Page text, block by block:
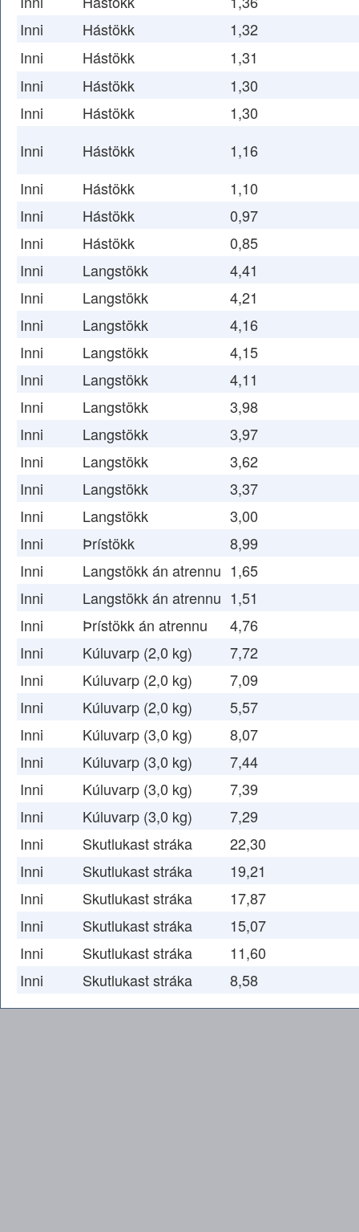
Inni
Hástökk
1,32
Inni
Hástökk
1,31
Inni
Hástökk
1,30
Inni
Hástökk
1,30
Inni
Hástökk
1,16
Inni
Hástökk
1,10
Inni
Hástökk
0,97
Inni
Hástökk
0,85
Inni
Langstökk
4,41
Inni
Langstökk
4,21
Inni
Langstökk
4,16
Inni
Langstökk
4,15
Inni
Langstökk
4,11
Inni
Langstökk
3,98
Inni
Langstökk
3,97
Inni
Langstökk
3,62
Inni
Langstökk
3,37
Inni
Langstökk
3,00
Inni
Þrístökk
8,99
Inni
Langstökk án atrennu 1,65
Inni
Langstökk án atrennu 1,51
Inni
Þrístökk án atrennu
4,76
Inni
Kúluvarp (2,0 kg)
7,72
Inni
Kúluvarp (2,0 kg)
7,09
Inni
Kúluvarp (2,0 kg)
5,57
Inni
Kúluvarp (3,0 kg)
8,07
Inni
Kúluvarp (3,0 kg)
7,44
Inni
Kúluvarp (3,0 kg)
7,39
Inni
Kúluvarp (3,0 kg)
7,29
Inni
Skutlukast stráka
22,30
Inni
Skutlukast stráka
19,21
Inni
Skutlukast stráka
17,87
Inni
Skutlukast stráka
15,07
Inni
Skutlukast stráka
11,60
Inni
Skutlukast stráka 8,58